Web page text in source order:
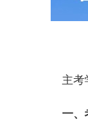
主考
一、